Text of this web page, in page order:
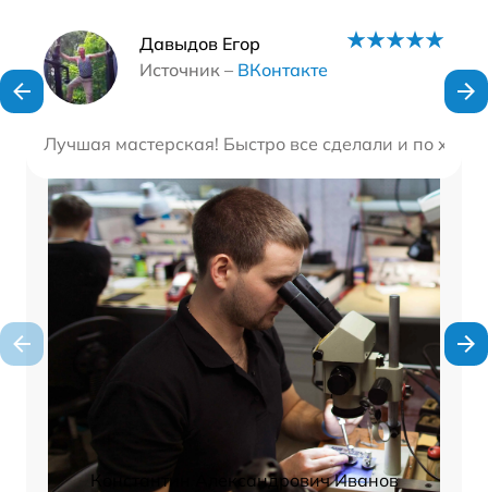
Давыдов Егор
Источник – ВКонтакте
Лучшая мастерская! Быстро все сделали и по
Наши мастера
Константин Александрович Иванов